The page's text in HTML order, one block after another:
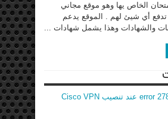
الخاص يها وهو موقع مجاني
تدفع أي شيئ لهم . الموقع يدعم
والشهادات وهذا يشمل شهادات ...
حل مشكلة error 27850 عند تنصيب Cisco VPN